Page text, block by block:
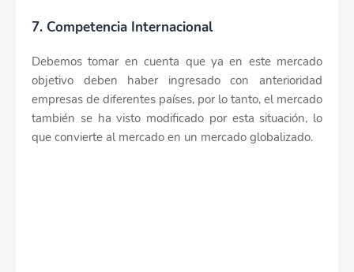
7. Competencia Internacional
Debemos tomar en cuenta que ya en este mercado
objetivo deben haber ingresado con anterioridad
empresas de diferentes países, por lo tanto, el mercado
también se ha visto modificado por esta situación, lo
que convierte al mercado en un mercado globalizado.